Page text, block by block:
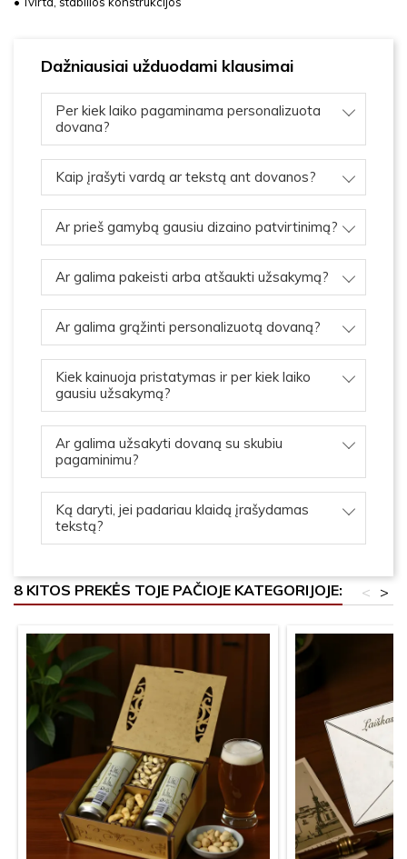
Dažniausiai užduodami klausimai
Per kiek laiko pagaminama personalizuota
dovana?
Kaip įrašyti vardą ar tekstą ant dovanos?
Ar prieš gamybą gausiu dizaino patvirtinimą?
Ar galima pakeisti arba atšaukti užsakymą?
Ar galima grąžinti personalizuotą dovaną?
Kiek kainuoja pristatymas ir per kiek laiko
gausiu užsakymą?
Ar galima užsakyti dovaną su skubiu
pagaminimu?
Ką daryti, jei padariau klaidą įrašydamas
tekstą?
8 KITOS PREKĖS TOJE PAČIOJE KATEGORIJOJE: >
<